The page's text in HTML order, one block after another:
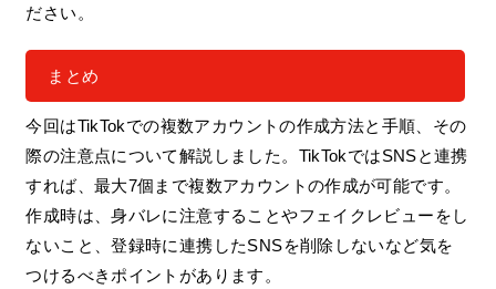
ださい。
まとめ
今回はTikTokでの複数アカウントの作成方法と手順、その
際の注意点について解説しました。TikTokではSNSと連携
すれば、最大7個まで複数アカウントの作成が可能です。
作成時は、身バレに注意することやフェイクレビューをし
ないこと、登録時に連携したSNSを削除しないなど気を
つけるべきポイントがあります。